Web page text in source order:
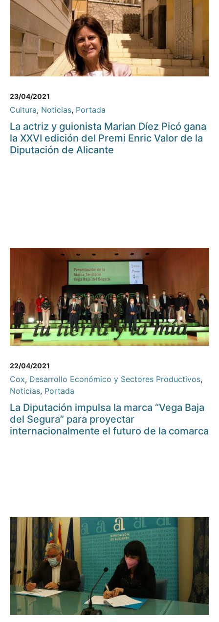
23/04/2021
Cultura, Noticias, Portada
La actriz y guionista Marian Díez Picó gana
la XXVI edición del Premi Enric Valor de la
Diputación de Alicante
22/04/2021
Cox, Desarrollo Económico y Sectores Productivos,
Noticias, Portada
La Diputación impulsa la marca “Vega Baja
del Segura” para proyectar
internacionalmente el futuro de la comarca